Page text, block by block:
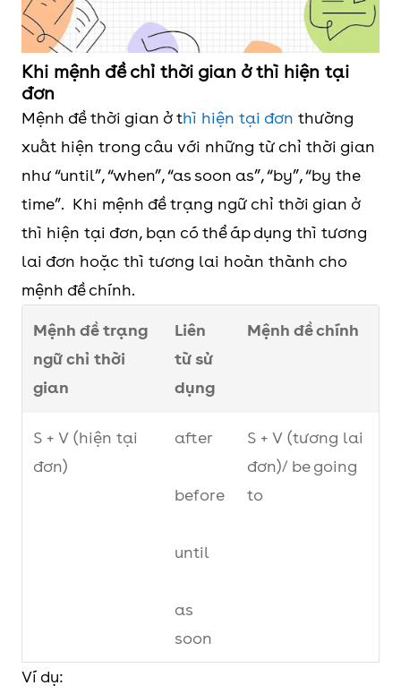
Khi mệnh đề chỉ thời gian ở thì hiện tại
đơn
Mệnh đề thời gian ở thì hiện tại đơn thường
xuất hiện trong câu với những từ chỉ thời gian
như “until”, “when”, “as soon as”, “by”, “by the
time”. Khi mệnh đề trạng ngữ chỉ thời gian ở
thì hiện tại đơn, bạn có thể áp dụng thì tương
lai đơn hoặc thì tương lai hoàn thành cho
mệnh đề chính.
Mệnh đề trạng
ngữ chỉ thời
gian
Liên
từ sử
dụng
Mệnh đề chính
S + V (hiện tại
đơn)
after
before
until
as
soon
as
S + V (tương lai
đơn)/ be going
to
Ví dụ: